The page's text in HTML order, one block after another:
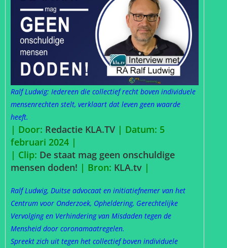
Ralf Ludwig: Iedereen die collectief recht boven individuele
mensenrechten stelt, verklaart dat leven geen waarde
heeft.
| Door: Redactie KLA.TV | Datum: 5
februari 2024 |
| Clip: De staat mag geen onschuldige
mensen doden! | Bron: KLA.tv |
Ralf Ludwig, Duitse advocaat en initiatiefnemer van het
Centrum voor Onderzoek, Opheldering, Gerechtelijke
Vervolging en Verhindering van Misdaden tegen de
Mensheid door coronamaatregelen.
Spreekt zich uit tegen het collectief boven individuele